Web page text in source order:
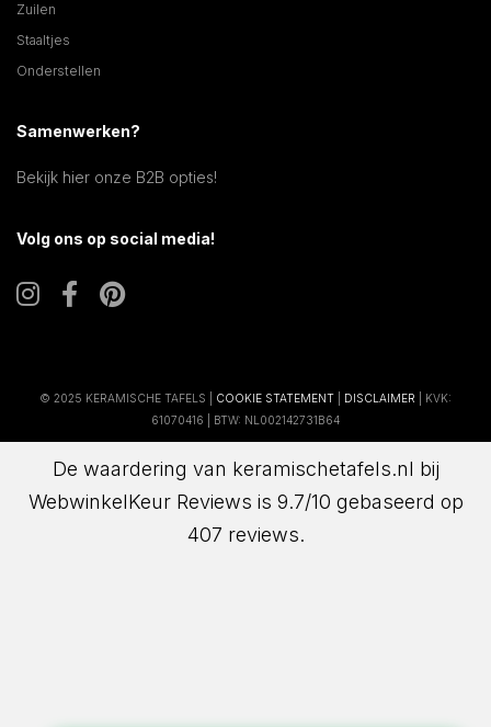
Zuilen
Staaltjes
Onderstellen
Samenwerken?
Bekijk hier onze B2B opties!
Volg ons op social media!
© 2025 KERAMISCHE TAFELS | COOKIE STATEMENT DISCLAIMER | KVK:
61070416 | BTW: NL002142731B64
De waardering van keramischetafels.nl bij
WebwinkelKeur Reviews is 9.7/10 gebaseerd op
407 reviews.